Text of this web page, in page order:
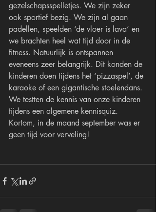
gezelschapsspelletjes. We zijn zeker
ook sportief bezig. We zijn al gaan
padellen, speelden ‘de vloer is lava’ en
we brachten heel wat tijd door in de
fitness. Natuurlijk is ontspannen
eveneens zeer belangrijk. Dit konden de
kinderen doen tijdens het ‘pizzaspel’, de
karaoke of een gigantische stoelendans.
We testten de kennis van onze kinderen
tijdens een algemene kennisquiz.
Kortom, in de maand september was er
geen tijd voor verveling!